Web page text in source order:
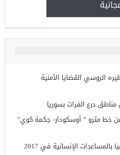
الروسي القضايا الأمنية
خط مترو ” أوسكودار- جكمة كوي”